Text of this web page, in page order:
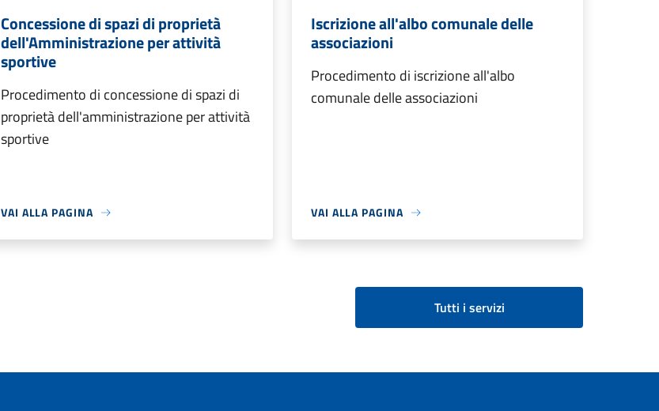
Concessione di spazi di proprietà
dell'Amministrazione per attività
sportive
Procedimento di concessione di spazi di
proprietà dell'amministrazione per attività
sportive
VAI ALLA PAGINA
Iscrizione all'albo comunale delle
associazioni
Procedimento di iscrizione all'albo
comunale delle associazioni
VAI ALLA PAGINA
Tutti i servizi